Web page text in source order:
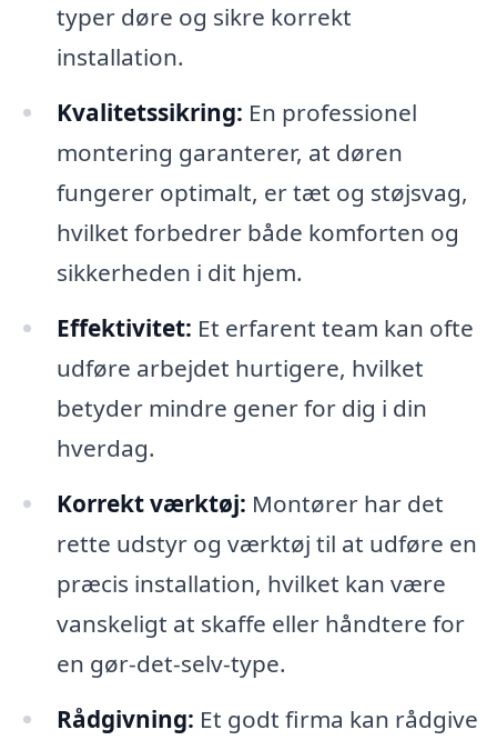
typer døre og sikre korrekt
installation.
Kvalitetssikring: En professionel
montering garanterer, at døren
fungerer optimalt, er tæt og støjsvag,
hvilket forbedrer både komforten og
sikkerheden i dit hjem.
Effektivitet: Et erfarent team kan ofte
udføre arbejdet hurtigere, hvilket
betyder mindre gener for dig i din
hverdag.
Korrekt værktøj: Montører har det
rette udstyr og værktøj til at udføre en
præcis installation, hvilket kan være
vanskeligt at skaffe eller håndtere for
en gør-det-selv-type.
Rådgivning: Et godt firma kan rådgive